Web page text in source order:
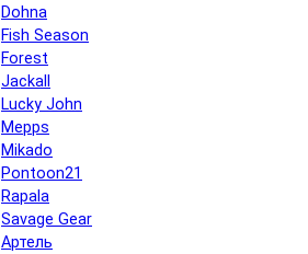
Dohna
Fish Season
Forest
Jackall
Lucky John
Mepps
Mikado
Pontoon21
Rapala
Savage Gear
Артель